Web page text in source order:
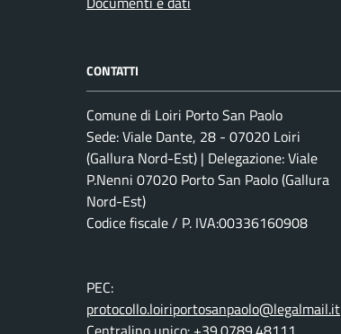
CONTATTI
Comune di Loiri Porto San Paolo
Sede: Viale Dante, 28 - 07020 Loiri
(Gallura Nord-Est) | Delegazione: Viale
P.Nenni 07020 Porto San Paolo (Gallura
Nord-Est)
Codice fiscale / P. IVA:00336160908
PEC:
protocollo.loiriportosanpaolo@legalmail.it